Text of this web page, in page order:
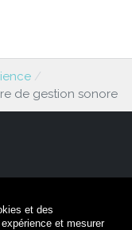
et des
et mesurer
de gestion sonore